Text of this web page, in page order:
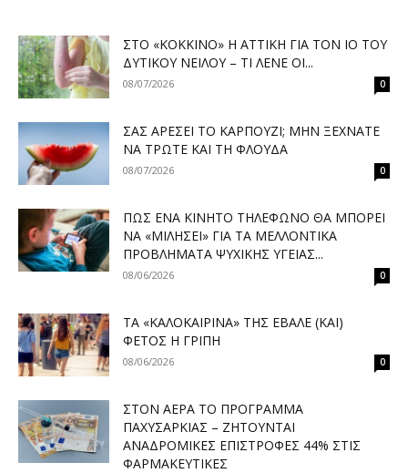
ΣΤΟ «ΚΌΚΚΙΝΟ» Η ΑΤΤΙΚΉ ΓΙΑ ΤΟΝ ΙΌ ΤΟΥ
ΔΥΤΙΚΟΎ ΝΕΊΛΟΥ – ΤΙ ΛΈΝΕ ΟΙ...
08/07/2026 0
ΣΑΣ ΑΡΈΣΕΙ ΤΟ ΚΑΡΠΟΎΖΙ; ΜΗΝ ΞΕΧΝΆΤΕ
ΝΑ ΤΡΏΤΕ ΚΑΙ ΤΗ ΦΛΟΎΔΑ
08/07/2026 0
ΠΏΣ ΈΝΑ ΚΙΝΗΤΌ ΤΗΛΈΦΩΝΟ ΘΑ ΜΠΟΡΕΊ
ΝΑ «ΜΙΛΉΣΕΙ» ΓΙΑ ΤΑ ΜΕΛΛΟΝΤΙΚΆ
ΠΡΟΒΛΉΜΑΤΑ ΨΥΧΙΚΉΣ ΥΓΕΊΑΣ...
08/06/2026 0
ΤΑ «ΚΑΛΟΚΑΙΡΙΝΆ» ΤΗΣ ΈΒΑΛΕ (ΚΑΙ)
ΦΈΤΟΣ Η ΓΡΊΠΗ
08/06/2026 0
ΣΤΟΝ ΑΈΡΑ ΤΟ ΠΡΌΓΡΑΜΜΑ
ΠΑΧΥΣΑΡΚΊΑΣ – ΖΗΤΟΎΝΤΑΙ
ΑΝΑΔΡΟΜΙΚΈΣ ΕΠΙΣΤΡΟΦΈΣ 44% ΣΤΙΣ
ΦΑΡΜΑΚΕΥΤΙΚΈΣ